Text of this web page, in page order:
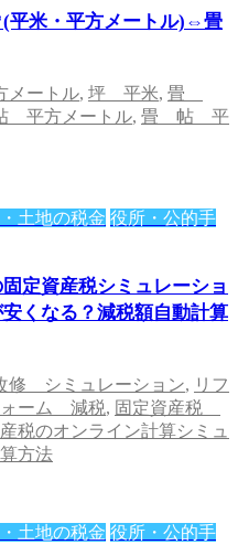
平米・平方メートル)⇔畳
ートル, 坪 平米, 畳
平方メートル, 畳 帖 平
土地の税金 役所・公的手
定資産税シミュレーショ
くなる？減税額自動計算
修 シミュレーション, リフ
ォーム 減税, 固定資産税
税のオンライン計算シミュ
方法
土地の税金 役所・公的手